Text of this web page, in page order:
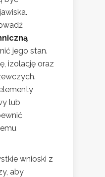
jego stan.
izolację oraz
lub
wnioski z
aby